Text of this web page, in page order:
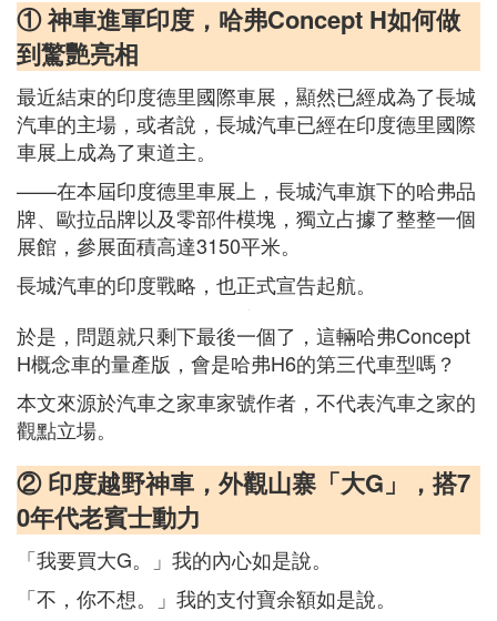
① 神車進軍印度，哈弗Concept H如何做
到驚艷亮相
最近結束的印度德里國際車展，顯然已經成為了長城
汽車的主場，或者說，長城汽車已經在印度德里國際
車展上成為了東道主。
——在本屆印度德里車展上，長城汽車旗下的哈弗品
牌、歐拉品牌以及零部件模塊，獨立占據了整整一個
展館，參展面積高達3150平米。
長城汽車的印度戰略，也正式宣告起航。
於是，問題就只剩下最後一個了，這輛哈弗Concept
H概念車的量產版，會是哈弗H6的第三代車型嗎？
本文來源於汽車之家車家號作者，不代表汽車之家的
觀點立場。
② 印度越野神車，外觀山寨「大G」，搭7
0年代老賓士動力
「我要買大G。」我的內心如是說。
「不，你不想。」我的支付寶余額如是說。